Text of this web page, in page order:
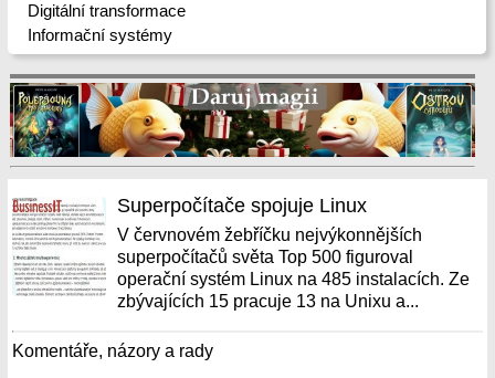
Digitální transformace
Informační systémy
Superpočítače spojuje Linux
V červnovém žebříčku nejvýkonnějších
superpočítačů světa Top 500 figuroval
operační systém Linux na 485 instalacích. Ze
zbývajících 15 pracuje 13 na Unixu a...
Komentáře, názory a rady